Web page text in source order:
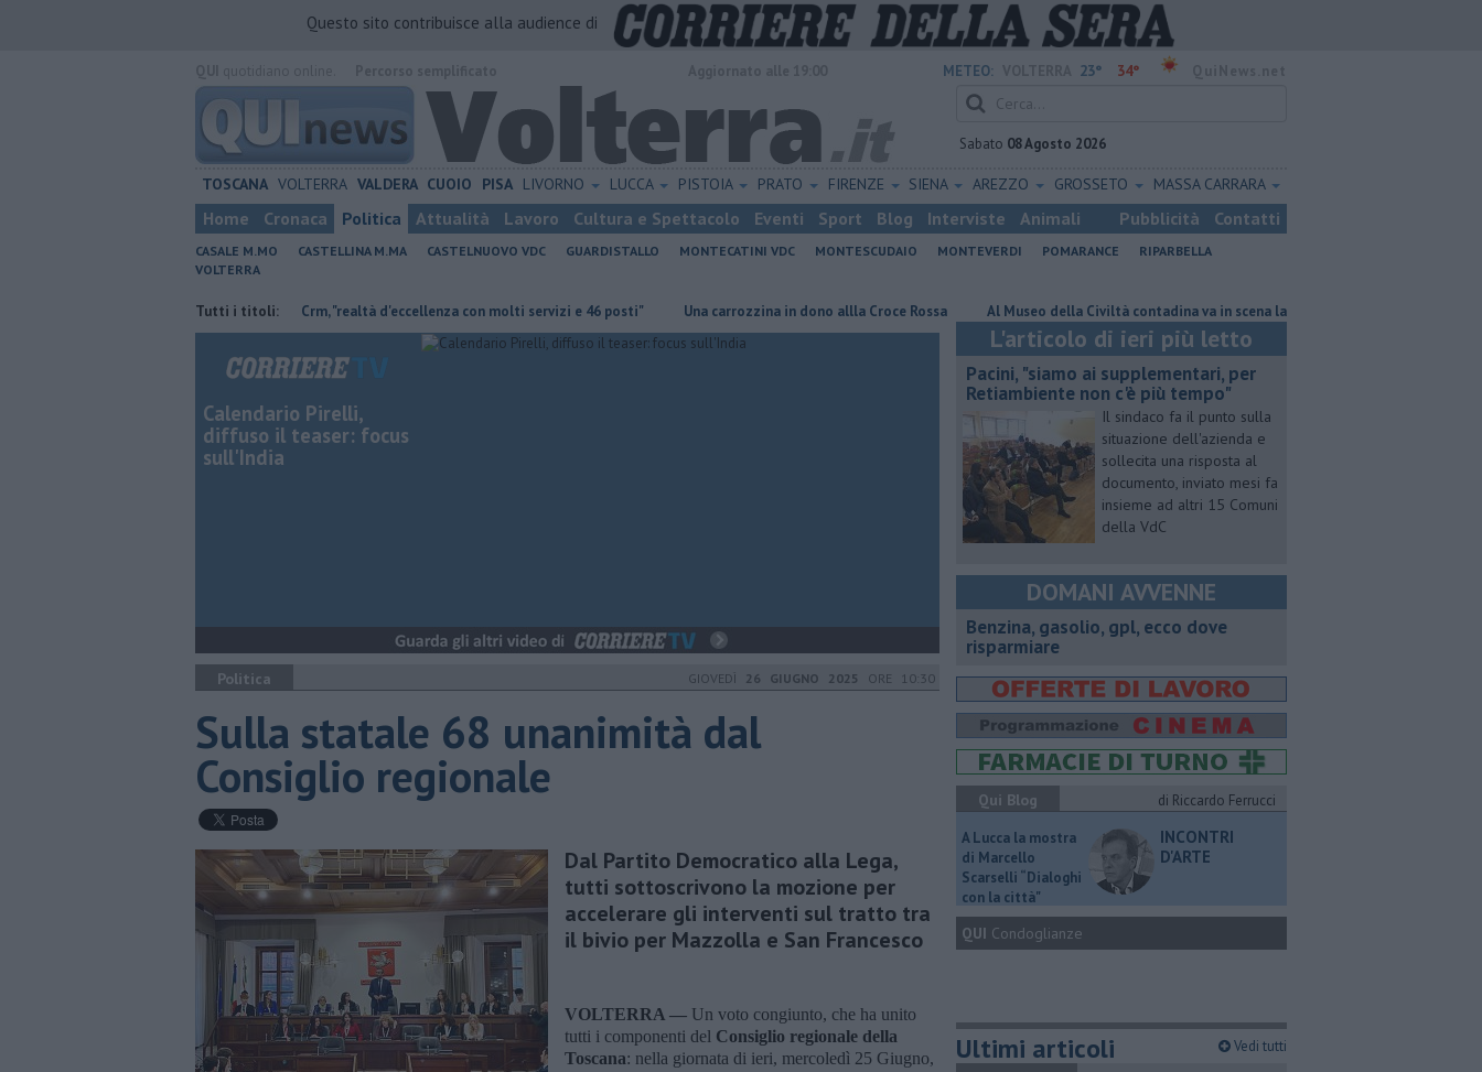
Questo sito contribuisce alla audience di
METEO: 23° 34°
Sabato 08 Agosto 2026
TOSCANA VOLTERRA VALDERA CUOIO PISA LIVORNO LUCCA PISTOIA PRATO FIRENZE SIENA AREZZO GROSSETO MASSA CARRARA
Home Cronaca Politica Attualità Lavoro Cultura e Spettacolo Eventi Sport Blog Interviste Animali Pubblicità Contatti
CASALE M.MO CASTELLINA M.MA CASTELNUOVO VDC GUARDISTALLO MONTECATINI VDC MONTESCUDAIO MONTEVERDI POMARANCE
RIPARBELLA
VOLTERRA
Tutti i titoli:
non c'è più tempo" Crm, "realtà d'eccellenza con molti servizi e 46 posti" Una carrozzina in dono allla Croce Rossa Al Museo della Civiltà contadina va in scena la storia
Calendario Pirelli,
diffuso il teaser: focus
sull'India
Politica GIOVEDÌ 26 GIUGNO 2025 ORE 10:30
Sulla statale 68 unanimità dal
Consiglio regionale
Dal Partito Democratico alla Lega,
tutti sottoscrivono la mozione per
accelerare gli interventi sul tratto tra
il bivio per Mazzolla e San Francesco
VOLTERRA — Un voto congiunto, che ha unito
tutti i componenti del Consiglio regionale della
Toscana: nella giornata di ieri, mercoledì 25 Giugno,
L'articolo di ieri più letto
Pacini, "siamo ai supplementari, per
Retiambiente non c'è più tempo"
Il sindaco fa il punto sulla
situazione dell'azienda e
sollecita una risposta al
documento, inviato mesi fa
insieme ad altri 15 Comuni
della VdC
DOMANI AVVENNE
​Benzina, gasolio, gpl, ecco dove
risparmiare
Qui Blog
di Riccardo Ferrucci
A Lucca la mostra
di Marcello
Scarselli “Dialoghi
con la città"
INCONTRI
D'ARTE
QUI Condoglianze
Ultimi articoli Vedi tutti